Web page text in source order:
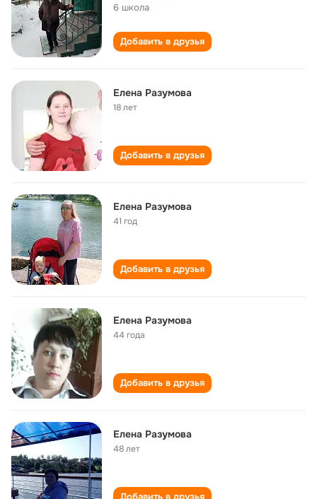
6 школа
Добавить в друзья
Елена Разумова
18 лет
Добавить в друзья
Елена Разумова
41 год
Добавить в друзья
Елена Разумова
44 года
Добавить в друзья
Елена Разумова
48 лет
Добавить в друзья